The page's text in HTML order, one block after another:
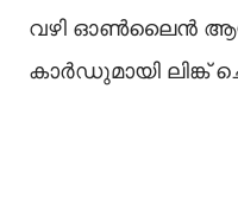
വഴി ഓൺലൈൻ
കാർഡുമായി ലിങ്ക്